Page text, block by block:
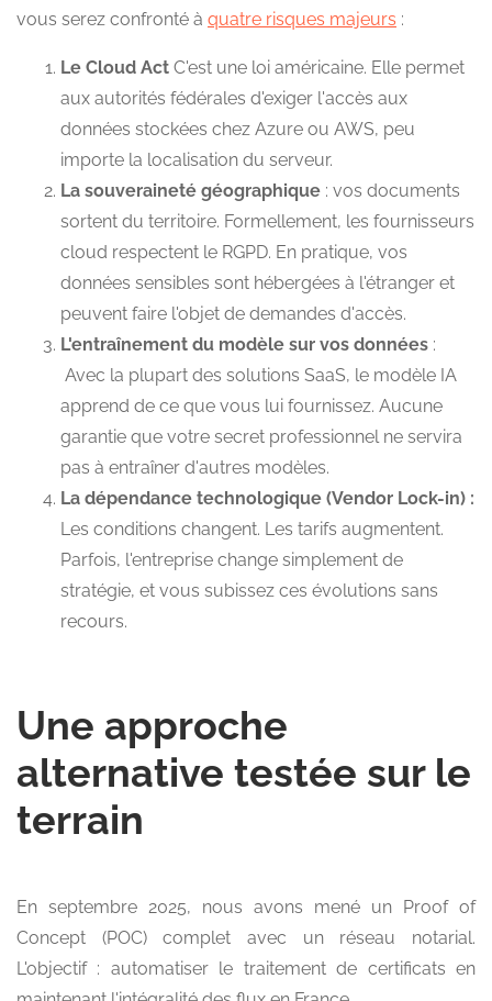
vous serez confronté à quatre risques majeurs :
Le Cloud Act C'est une loi américaine. Elle permet
aux autorités fédérales d'exiger l'accès aux
données stockées chez Azure ou AWS, peu
importe la localisation du serveur.
La souveraineté géographique : vos documents
sortent du territoire. Formellement, les fournisseurs
cloud respectent le RGPD. En pratique, vos
données sensibles sont hébergées à l'étranger et
peuvent faire l'objet de demandes d'accès.
L'entraînement du modèle sur vos données :
Avec la plupart des solutions SaaS, le modèle IA
apprend de ce que vous lui fournissez. Aucune
garantie que votre secret professionnel ne servira
pas à entraîner d'autres modèles.
La dépendance technologique (Vendor Lock-in) :
Les conditions changent. Les tarifs augmentent.
Parfois, l'entreprise change simplement de
stratégie, et vous subissez ces évolutions sans
recours.
Une approche
alternative testée sur le
terrain
En septembre 2025, nous avons mené un Proof of
Concept (POC) complet avec un réseau notarial.
L'objectif : automatiser le traitement de certificats en